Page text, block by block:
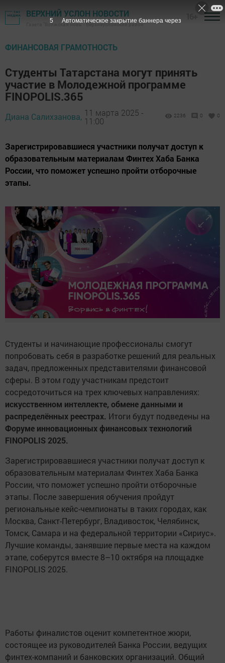
ВЕРХНИЙ УСЛОН НОВОСТИ
Газета "Волжская новь" - Верхнеуслонский район
ФИНАНСОВАЯ ГРАМОТНОСТЬ
Студенты Татарстана могут принять
участие в Молодежной программе
FINOPOLIS.365
Диана Салихзанова, 11 марта 2025 -
11:00
2236 0 0
Зарегистрировавшиеся участники получат доступ к
образовательным материалам Финтех Хаба Банка
России, что поможет успешно пройти отборочные
этапы.
Студенты и начинающие профессионалы смогут
попробовать себя в разработке решений для реальных
задач, предложенных представителями финансовой
сферы. В этом году участникам предстоит
сосредоточиться на трех ключевых направлениях:
искусственном интеллекте, обмене данными и
распределённых реестрах. Итоги будут подведены на
Форуме инновационных финансовых технологий
FINOPOLIS 2025.
Зарегистрировавшиеся участники получат доступ к
образовательным материалам Финтех Хаба Банка
России, что поможет успешно пройти отборочные
этапы. После завершения обучения пройдут
региональные кейс-чемпионаты в таких городах, как
Москва, Санкт-Петербург, Владивосток, Челябинск,
Томск, Самара и на федеральной территории «Сириус».
Лучшие команды, занявшие первые места на каждом
этапе, соберутся вместе 8–10 октября на площадке
FINOPOLIS 2025.
Работы финалистов оценит компетентное жюри,
состоящее из руководителей Банка России, ведущих
финтех-компаний и банковских организаций. Общий
4 Автоматическое закрытие баннера через